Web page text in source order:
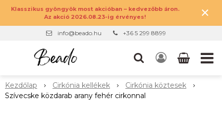
Klasszikus gyöngyök most akcióban – kedvezőbb áron.
Az akció 2026.08.23-ig érvényes!
×
info@beado.hu +36 5 299 8899
Kezdőlap Cirkónia kellékek
Cirkónia köztesek
Szívecske közdarab arany fehér cirkonnal